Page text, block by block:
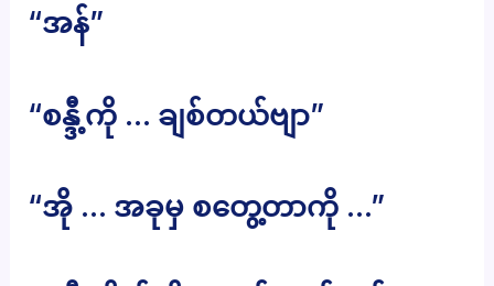
“အန်”
“စန္ဒီ့ကို … ချစ်တယ်ဗျာ”
“အို … အခုမှ စတွေ့တာကို …”